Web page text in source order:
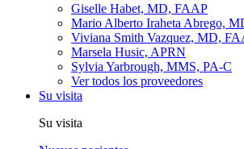
Giselle Habet, MD, FAAP
Mario Alberto Iraheta Abrego,
Viviana Smith Vazquez, MD,
Marsela Husic, APRN
Sylvia Yarbrough, MMS, PA-C
Ver todos los proveedores
Su visita
Su visita